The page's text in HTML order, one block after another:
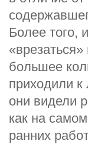
Более того,
большее
приходили
они видели
как на
ранних